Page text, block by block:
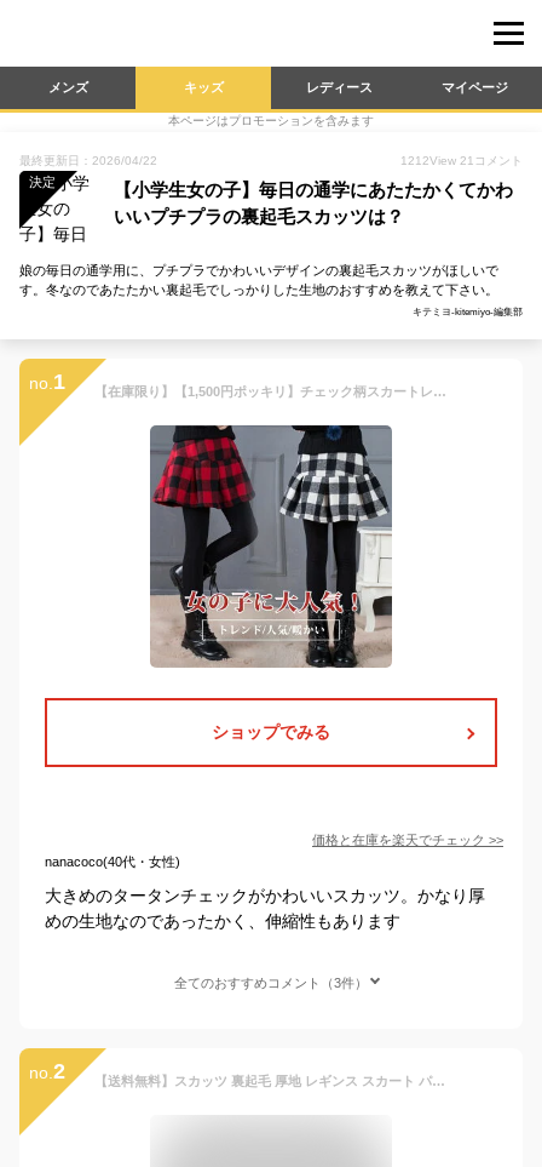
メンズ キッズ レディース マイページ
本ページはプロモーションを含みます
最終更新日：2026/04/22 1212View 21 コメント
決定
【小学生女の子】毎日の通学にあたたかくてかわ
いいプチプラの裏起毛スカッツは？
娘の毎日の通学用に、プチプラでかわいいデザインの裏起毛スカッツがほしいで
す。冬なのであたたかい裏起毛でしっかりした生地のおすすめを教えて下さい。
キテミヨ-kitemiyo-編集部
no. 1 【在庫限り】【1,500円ポッキリ】チェック柄スカートレギンス スカート付きストレッチパンツ ウルトラストレッチ スカッツ レッド ブラック 可愛い 大人気 110 120 130 140 150 160 裏起毛 通学 通園 超目玉 あったか 冬物 防寒 P000100200198 SGW
ショップでみる
価格と在庫を楽天でチェック >>
nanacoco(40代・女性)
大きめのタータンチェックがかわいいスカッツ。かなり厚
めの生地なのであったかく、伸縮性もあります
全てのおすすめコメント（3件）
no. 2 【送料無料】スカッツ 裏起毛 厚地 レギンス スカート パンツ スパッツ キッズ 女の子 ネイビー&ワインレッド 100〜150cm【ネコポス可】【子供服 子供用 kids girls ギフト プレゼント 内祝い 幼稚園 保育園 新入園 新入学 acefad 子供服専門店 かわいい